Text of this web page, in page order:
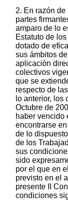
2. En razón
partes
amparo de lo
Estatuto de
dotado de
sus ámbitos
aplicación
colectivos
que se
respecto de
lo anterior, los
Octubre de
haber vencido
encontrarse
de lo
de los
sus
sido
por el que en
previsto en el
presente II
condiciones